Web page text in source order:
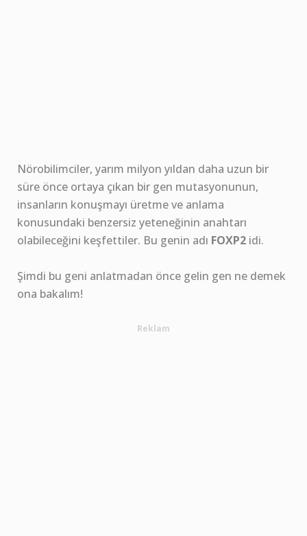
Nörobilimciler, yarım milyon yıldan daha uzun bir
süre önce ortaya çıkan bir gen mutasyonunun,
insanların konuşmayı üretme ve anlama
konusundaki benzersiz yeteneğinin anahtarı
olabileceğini keşfettiler. Bu genin adı FOXP2idi.
Şimdi bu geni anlatmadan önce gelin gen ne demek
ona bakalım!
Reklam